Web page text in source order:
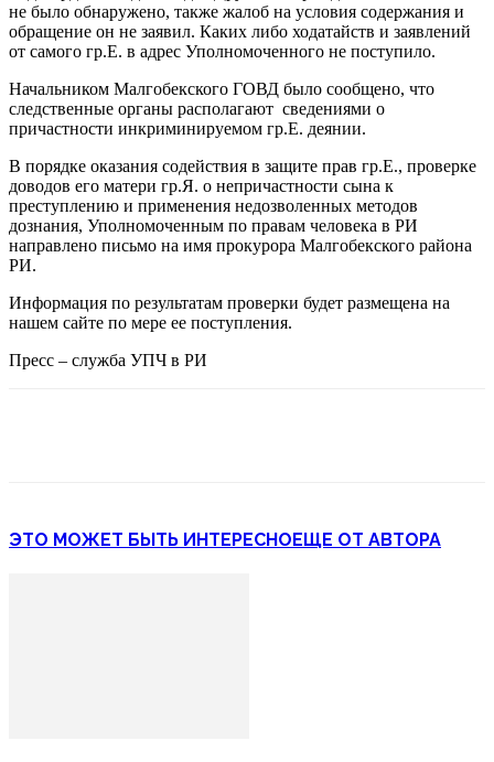
не было обнаружено, также жалоб на условия содержания и
обращение он не заявил. Каких либо ходатайств и заявлений
от самого гр.Е. в адрес Уполномоченного не поступило.
Начальником Малгобекского ГОВД было сообщено, что
следственные органы располагают сведениями о
причастности инкриминируемом гр.Е. деянии.
В порядке оказания содействия в защите прав гр.Е., проверке
доводов его матери гр.Я. о непричастности сына к
преступлению и применения недозволенных методов
дознания, Уполномоченным по правам человека в РИ
направлено письмо на имя прокурора Малгобекского района
РИ.
Информация по результатам проверки будет размещена на
нашем сайте по мере ее поступления.
Пресс – служба УПЧ в РИ
ЭТО МОЖЕТ БЫТЬ ИНТЕРЕСНОЕЩЕ ОТ АВТОРА